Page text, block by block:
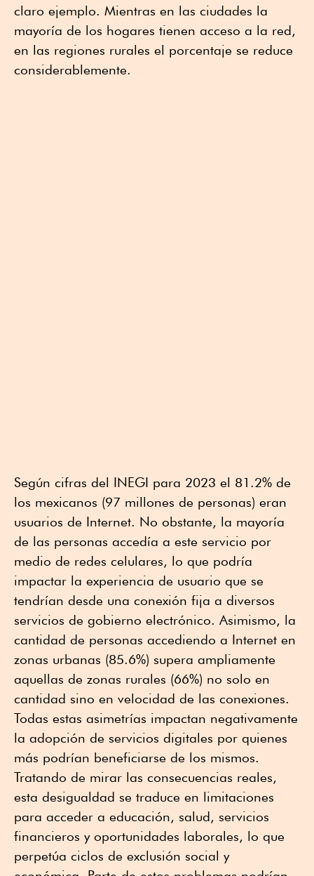
claro ejemplo. Mientras en las ciudades la
mayoría de los hogares tienen acceso a la red,
en las regiones rurales el porcentaje se reduce
considerablemente.
Según cifras del INEGI para 2023 el 81.2% de
los mexicanos (97 millones de personas) eran
usuarios de Internet. No obstante, la mayoría
de las personas accedía a este servicio por
medio de redes celulares, lo que podría
impactar la experiencia de usuario que se
tendrían desde una conexión fija a diversos
servicios de gobierno electrónico. Asimismo, la
cantidad de personas accediendo a Internet en
zonas urbanas (85.6%) supera ampliamente
aquellas de zonas rurales (66%) no solo en
cantidad sino en velocidad de las conexiones.
Todas estas asimetrías impactan negativamente
la adopción de servicios digitales por quienes
más podrían beneficiarse de los mismos.
Tratando de mirar las consecuencias reales,
esta desigualdad se traduce en limitaciones
para acceder a educación, salud, servicios
financieros y oportunidades laborales, lo que
perpetúa ciclos de exclusión social y